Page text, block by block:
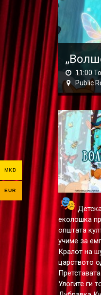
11:00
Public
еколошка
општата
учиме за
Кралот на
царството
Улогите ги
MKD
EUR